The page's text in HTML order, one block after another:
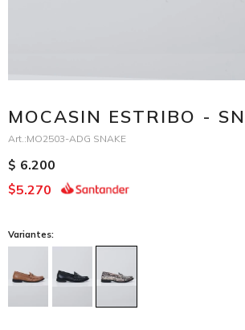
MOCASIN ESTRIBO -
MO2503-ADG SNAKE
$ 6.200
$5.270
Variantes: